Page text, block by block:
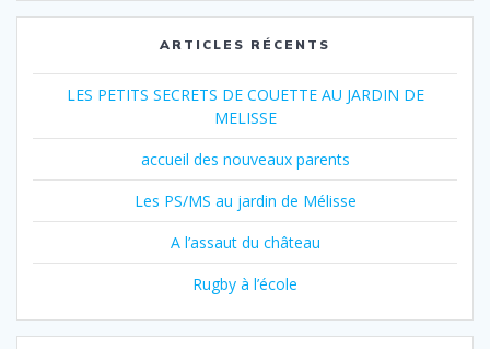
ARTICLES RÉCENTS
LES PETITS SECRETS DE COUETTE AU JARDIN DE
MELISSE
accueil des nouveaux parents
Les PS/MS au jardin de Mélisse
A l’assaut du château
Rugby à l’école